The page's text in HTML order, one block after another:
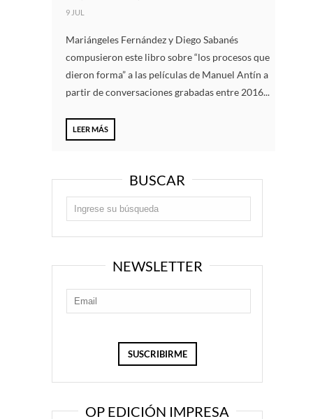
9 JUL
Mariángeles Fernández y Diego Sabanés
compusieron este libro sobre “los procesos que
dieron forma” a las películas de Manuel Antín a
partir de conversaciones grabadas entre 2016...
LEER MÁS
BUSCAR
NEWSLETTER
OP EDICIÓN IMPRESA